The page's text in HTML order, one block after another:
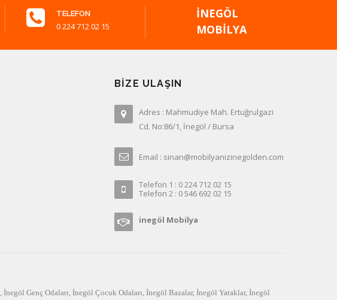
TELEFON
0 224 712 02 15
İNEGÖL
MOBILYA
BIZE ULAŞIN
Adres : Mahmudiye Mah. Ertuğrulgazi
Cd. No:86/1, İnegöl / Bursa
Email : sinan@mobilyanizinegolden.com
Telefon 1 : 0 224 712 02 15
Telefon 2 : 0 546 692 02 15
inegöl Mobilya
İnegöl Genç Odaları İnegöl Çocuk Odaları İnegöl Bazalar, İnegöl Yataklar, İnegöl